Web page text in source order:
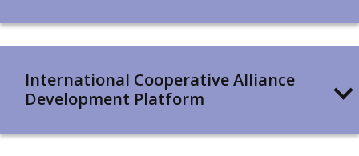
International Cooperative Alliance
Development Platform